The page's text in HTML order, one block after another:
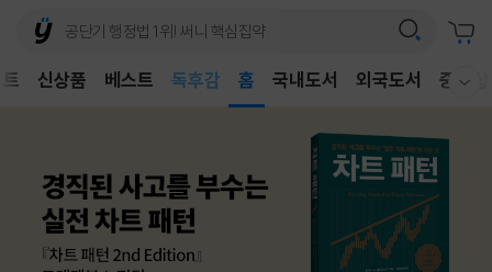
신상품 베스트
어린이
홈 국내도서 외국도서 중고샵